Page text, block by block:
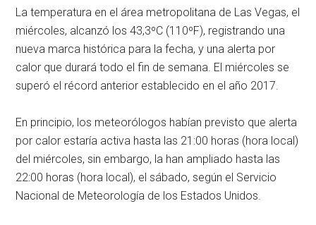
La temperatura en el área metropolitana de Las Vegas, el
miércoles, alcanzó los 43,3ºC (110ºF), registrando una
nueva marca histórica para la fecha, y una alerta por
calor que durará todo el fin de semana. El miércoles se
superó el récord anterior establecido en el año 2017.
En principio, los meteorólogos habían previsto que alerta
por calor estaría activa hasta las 21:00 horas (hora local)
del miércoles, sin embargo, la han ampliado hasta las
22:00 horas (hora local), el sábado, según el Servicio
Nacional de Meteorología de los Estados Unidos.